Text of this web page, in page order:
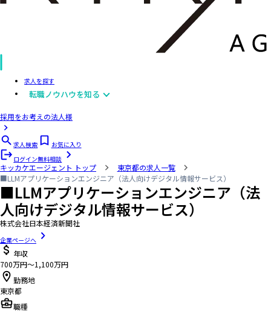
求人を探す
転職ノウハウを知る
採用をお考えの法人様
求人検索
お気に入り
ログイン無料相談
キッカケエージェント トップ
東京都の求人一覧
■LLMアプリケーションエンジニア（法人向けデジタル情報サービス）
■LLMアプリケーションエンジニア（法
人向けデジタル情報サービス）
株式会社日本経済新聞社
企業ページへ
年収
700万円〜1,100万円
勤務地
東京都
職種